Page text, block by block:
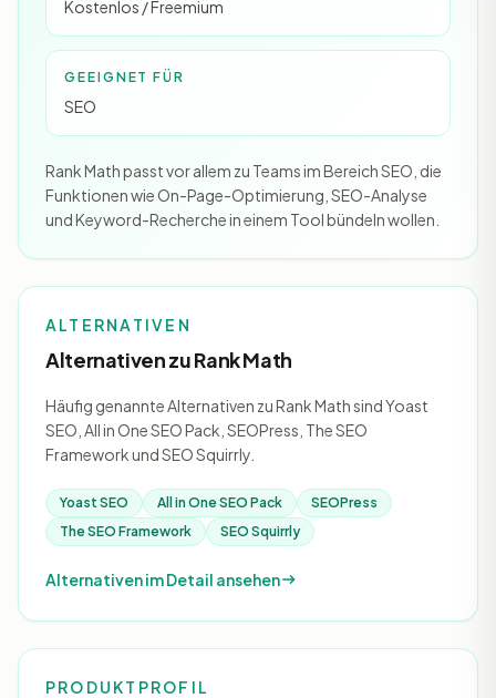
Kostenlos / Freemium
GEEIGNET FÜR
SEO
Rank Math passt vor allem zu Teams im Bereich SEO, die
Funktionen wie On-Page-Optimierung, SEO-Analyse
und Keyword-Recherche in einem Tool bündeln wollen.
ALTERNATIVEN
Alternativen zu Rank Math
Häufig genannte Alternativen zu Rank Math sind Yoast
SEO, All in One SEO Pack, SEOPress, The SEO
Framework und SEO Squirrly.
Yoast SEO All in One SEO Pack
SEOPress
The SEO Framework
SEO Squirrly
Alternativen im Detail ansehen
PRODUKTPROFIL